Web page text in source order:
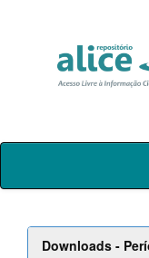
Skip
Downloads -